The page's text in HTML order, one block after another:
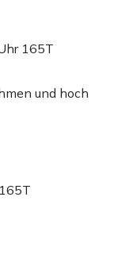
165T
und hoch
165T